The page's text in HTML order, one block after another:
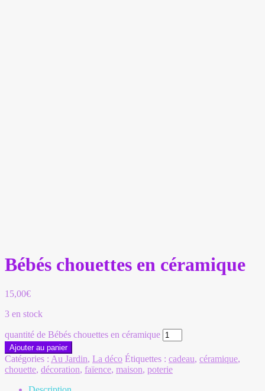
Bébés chouettes en céramique
15,00€
3 en stock
quantité de Bébés chouettes en céramique
Ajouter au panier
Catégories : Au Jardin, La déco Étiquettes : cadeau, céramique,
chouette, décoration, faïence, maison, poterie